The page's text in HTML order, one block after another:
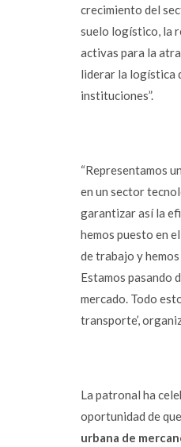
crecimiento del
suelo logístico, la
activas para la
liderar la logística
instituciones”.
“Representamos
en un sector
garantizar así la
hemos puesto en
de trabajo y
Estamos pasando
mercado. Todo
transporte’,
La patronal ha
oportunidad de que
urbana de